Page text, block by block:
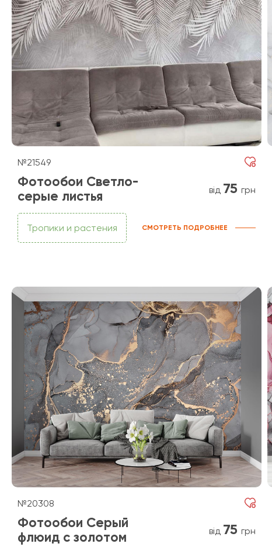
№21549
Фотообои Светло-
серые листья
від 75 грн
Тропики и растения СМОТРЕТЬ ПОДРОБНЕЕ
№20308
Фотообои Серый
флюид с золотом
від 75 грн